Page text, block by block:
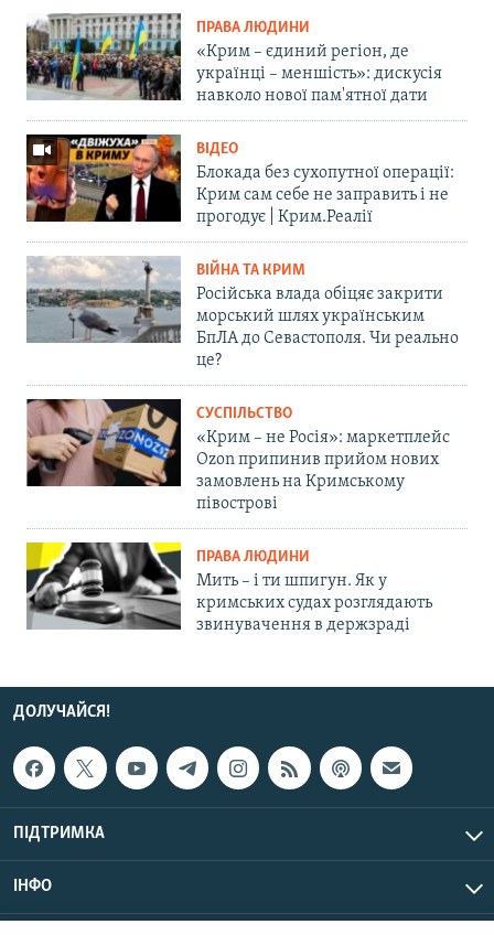
ПРАВА ЛЮДИНИ
«Крим – єдиний регіон, де
українці – меншість»: дискусія
навколо нової пам'ятної дати
ВІДЕО
Блокада без сухопутної операції:
Крим сам себе не заправить і не
прогодує | Крим.Реалії
ВІЙНА ТА КРИМ
Російська влада обіцяє закрити
морський шлях українським
БпЛА до Севастополя. Чи реально
це?
СУСПІЛЬСТВО
«Крим – не Росія»: маркетплейс
Ozon припинив прийом нових
замовлень на Кримському
півострові
ПРАВА ЛЮДИНИ
Мить – і ти шпигун. Як у
кримських судах розглядають
звинувачення в держзраді
ДОЛУЧАЙСЯ!
ПІДТРИМКА
ІНФО